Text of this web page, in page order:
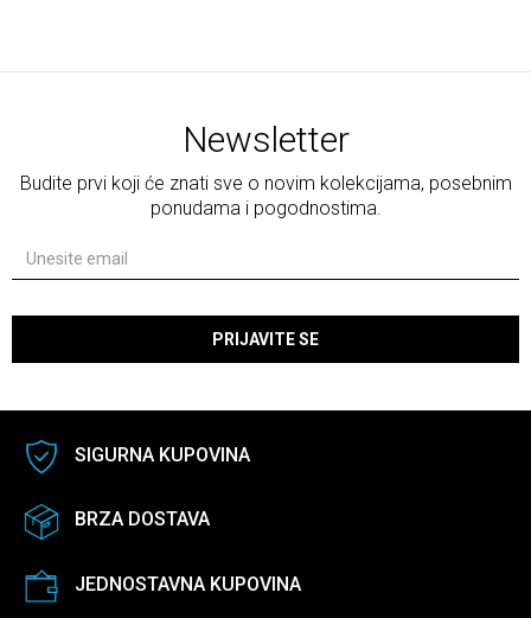
Newsletter
Budite prvi koji će znati sve o novim kolekcijama, posebnim
ponudama i pogodnostima.
PRIJAVITE SE
SIGURNA KUPOVINA
BRZA DOSTAVA
JEDNOSTAVNA KUPOVINA